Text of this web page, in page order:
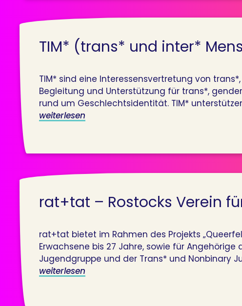
TIM* (trans* und inter*
TIM* sind eine Interessensvertretung von
Begleitung und Unterstützung für trans*,
rund um Geschlechtsidentität. TIM*
weiterlesen
rat+tat – Rostocks Verein
rat+tat bietet im Rahmen des Projekts
Erwachsene bis 27 Jahre, sowie für
Jugendgruppe und der Trans* und Nonbinary
weiterlesen